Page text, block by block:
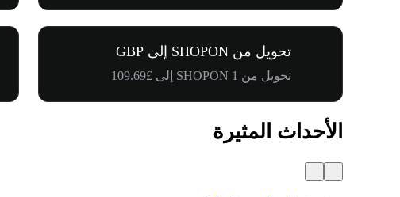
تحويل من SHOPON إلى GBP
تحويل من 1 SHOPON إلى £109.69
الأحداث المثيرة